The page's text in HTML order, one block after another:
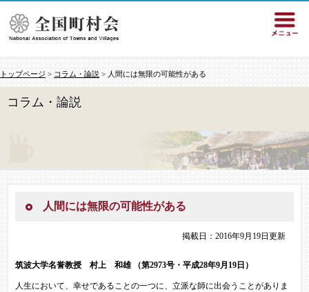
トップページ > コラム・論説 > 人間には無限の可能性がある
コラム・論説
人間には無限の可能性がある
掲載日：2016年9月19日更新
筑波大学名誉教授 村上 和雄 （第2973号・平成28年9月19日）
人生において、幸せであることの一つに、立派な師に出会うことがありま